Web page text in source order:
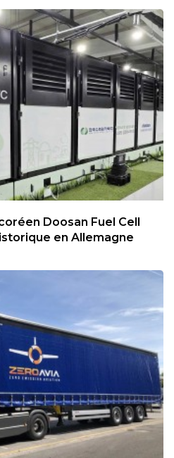
Doosan Fuel Cell
en Allemagne